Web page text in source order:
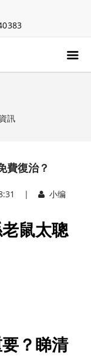
訊
費復治？
| 小编
鼠太聰
？睇清